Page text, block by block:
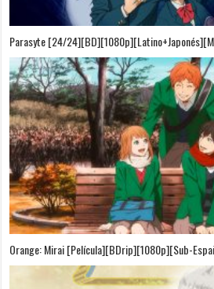
Parasyte [24/
Orange: Mirai [Película][BDrip][1080p][Sub-